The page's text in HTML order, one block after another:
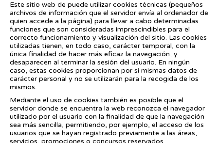
Este sitio web de puede utilizar cookies técnicas (pequeños
archivos de información que el servidor envía al ordenador de
quien accede a la página) para llevar a cabo determinadas
funciones que son consideradas imprescindibles para el
correcto funcionamiento y visualización del sitio. Las cookies
utilizadas tienen, en todo caso, carácter temporal, con la
única finalidad de hacer más eficaz la navegación, y
desaparecen al terminar la sesión del usuario. En ningún
caso, estas cookies proporcionan por sí mismas datos de
carácter personal y no se utilizarán para la recogida de los
mismos.
Mediante el uso de cookies también es posible que el
servidor donde se encuentra la web reconozca el navegador
utilizado por el usuario con la finalidad de que la navegación
sea más sencilla, permitiendo, por ejemplo, el acceso de los
usuarios que se hayan registrado previamente a las áreas,
servicios, promociones o concursos reservados